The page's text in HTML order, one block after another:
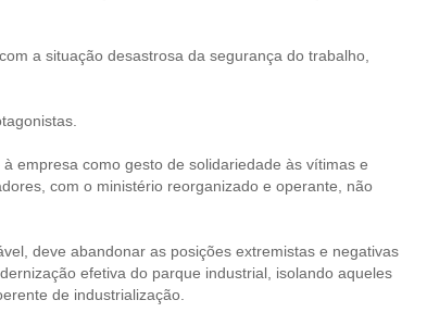
a situação desastrosa da segurança do trabalho,
empresa como gesto de solidariedade às vítimas e
com o ministério reorganizado e operante, não
deve abandonar as posições extremistas e negativas
efetiva do parque industrial, isolando aqueles
de industrialização.